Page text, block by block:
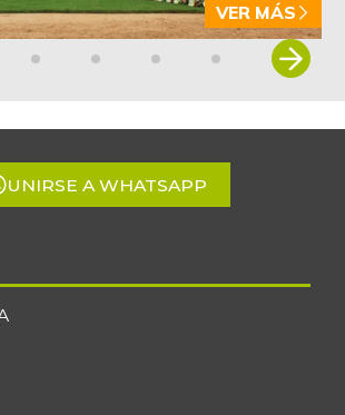
VER MÁS
UNIRSE A WHATSAPP